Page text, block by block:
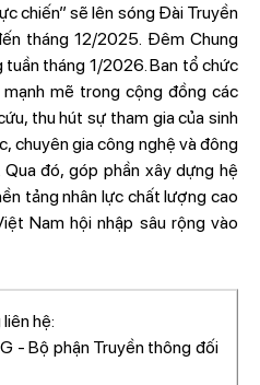
chiến” sẽ lên sóng Đài Truyền
tháng 12/2025. Đêm Chung
tháng 1/2026. Ban tổ chức
mẽ trong cộng đồng các
thu hút sự tham gia của sinh
chuyên gia công nghệ và đông
đó, góp phần xây dựng hệ
tảng nhân lực chất lượng cao
Nam hội nhập sâu rộng vào
hệ:
- Bộ phận Truyền thông đối